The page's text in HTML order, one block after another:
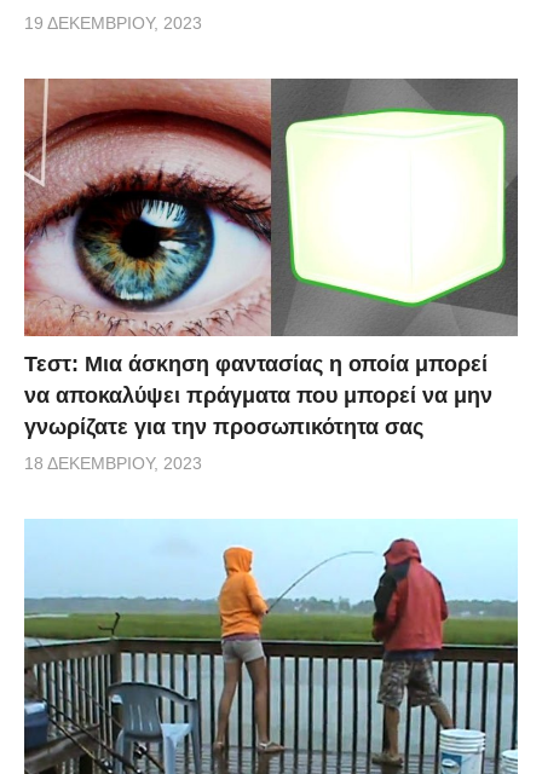
19 ΔΕΚΕΜΒΡΊΟΥ, 2023
Τεστ: Μια άσκηση φαντασίας η οποία μπορεί
να αποκαλύψει πράγματα που μπορεί να μην
γνωρίζατε για την προσωπικότητα σας
18 ΔΕΚΕΜΒΡΊΟΥ, 2023